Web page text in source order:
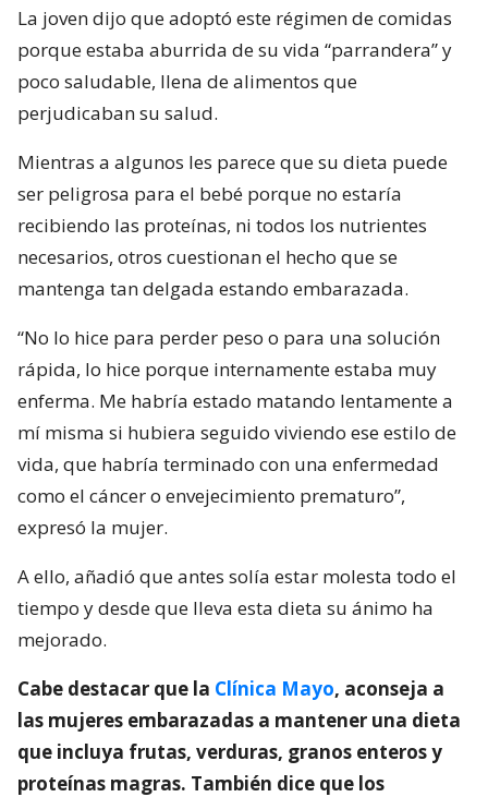
La joven dijo que adoptó este régimen de comidas
porque estaba aburrida de su vida “parrandera” y
poco saludable, llena de alimentos que
perjudicaban su salud.
Mientras a algunos les parece que su dieta puede
ser peligrosa para el bebé porque no estaría
recibiendo las proteínas, ni todos los nutrientes
necesarios, otros cuestionan el hecho que se
mantenga tan delgada estando embarazada.
“No lo hice para perder peso o para una solución
rápida, lo hice porque internamente estaba muy
enferma. Me habría estado matando lentamente a
mí misma si hubiera seguido viviendo ese estilo de
vida, que habría terminado con una enfermedad
como el cáncer o envejecimiento prematuro”,
expresó la mujer.
A ello, añadió que antes solía estar molesta todo el
tiempo y desde que lleva esta dieta su ánimo ha
mejorado.
Cabe destacar que la Clínica Mayo, aconseja a
las mujeres embarazadas a mantener una dieta
que incluya frutas, verduras, granos enteros y
proteínas magras. También dice que los